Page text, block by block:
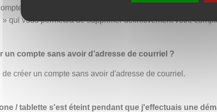
», le menu « Mon compte » vous permet de modifier
qui vous permettra de supprimer définitivement votre
un compte sans avoir d’adresse de courriel ?
de créer un compte sans avoir d'adresse de courriel.
/ tablette s'est éteint pendant que j'effectuais une